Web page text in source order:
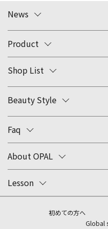
News
Product
Shop List
Beauty Style
Faq
About OPAL
Lesson
初めての方へ
Global